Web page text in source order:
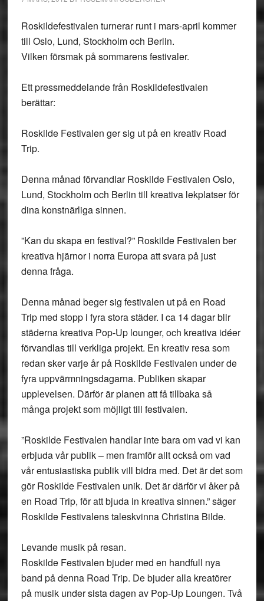
Roskildefestivalen turnerar runt i mars-april kommer
till Oslo, Lund, Stockholm och Berlin.
Vilken försmak på sommarens festivaler.
Ett pressmeddelande från Roskildefestivalen
berättar:
Roskilde Festivalen ger sig ut på en kreativ Road
Trip.
Denna månad förvandlar Roskilde Festivalen Oslo,
Lund, Stockholm och Berlin till kreativa lekplatser för
dina konstnärliga sinnen.
”Kan du skapa en festival?” Roskilde Festivalen ber
kreativa hjärnor i norra Europa att svara på just
denna fråga.
Denna månad beger sig festivalen ut på en Road
Trip med stopp i fyra stora städer. I ca 14 dagar blir
städerna kreativa Pop-Up lounger, och kreativa idéer
förvandlas till verkliga projekt. En kreativ resa som
redan sker varje år på Roskilde Festivalen under de
fyra uppvärmningsdagarna. Publiken skapar
upplevelsen. Därför är planen att få tillbaka så
många projekt som möjligt till festivalen.
”Roskilde Festivalen handlar inte bara om vad vi kan
erbjuda vår publik – men framför allt också om vad
vår entusiastiska publik vill bidra med. Det är det som
gör Roskilde Festivalen unik. Det är därför vi åker på
en Road Trip, för att bjuda in kreativa sinnen.” säger
Roskilde Festivalens taleskvinna Christina Bilde.
Levande musik på resan.
Roskilde Festivalen bjuder med en handfull nya
band på denna Road Trip. De bjuder alla kreatörer
på musik under sista dagen av Pop-Up Loungen. Två